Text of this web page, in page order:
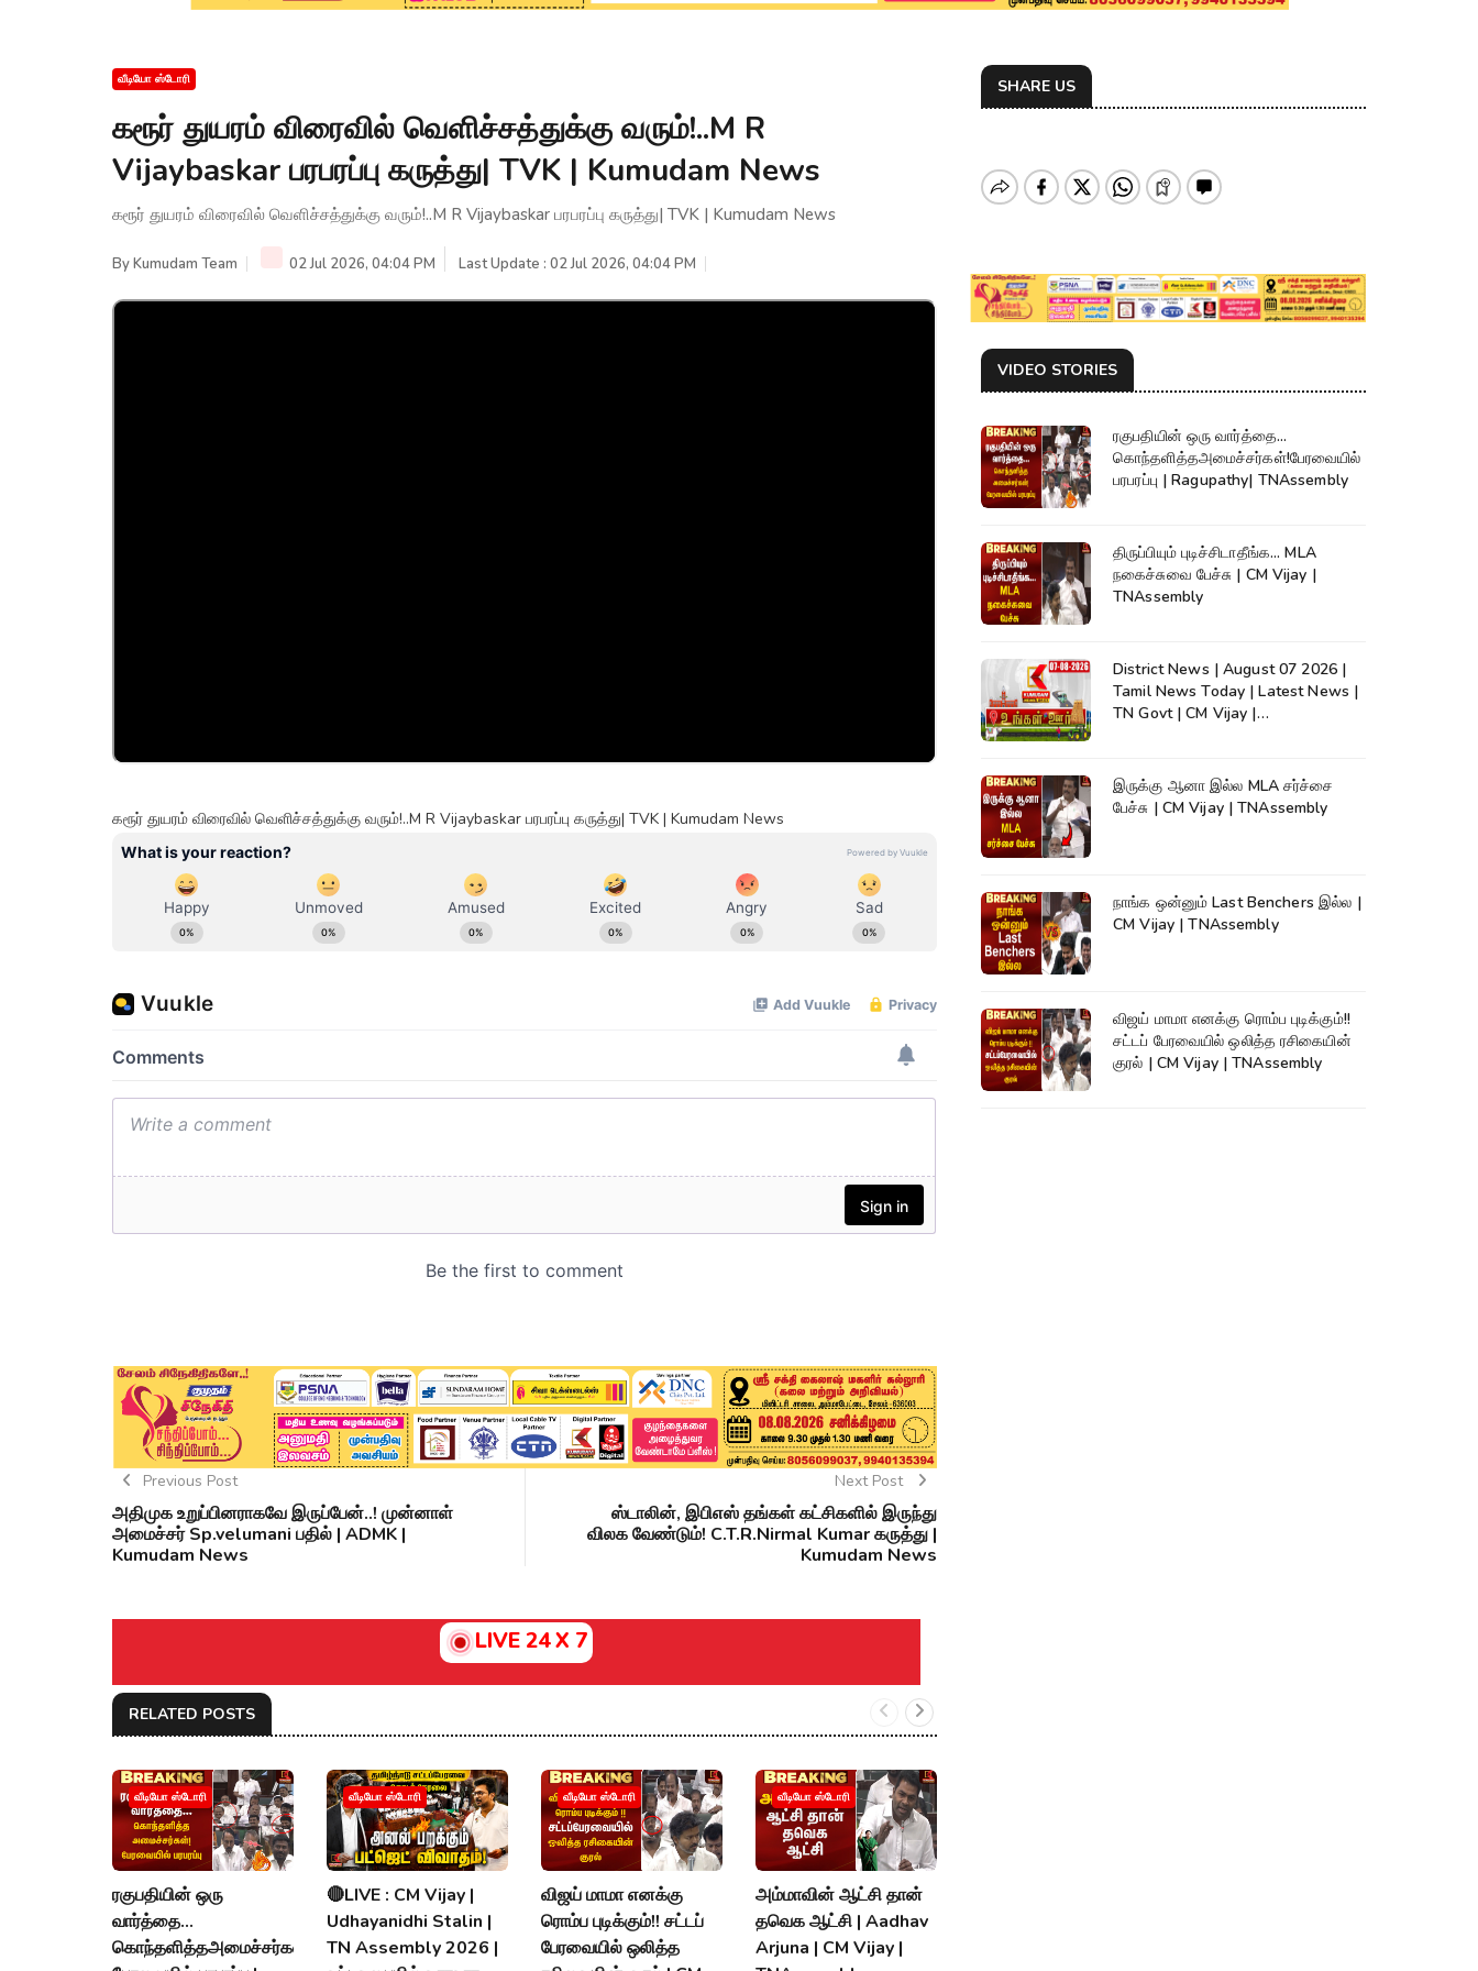
வீடியோ ஸ்டோரி
கரூர் துயரம் விரைவில் வெளிச்சத்துக்கு வரும்!..M R
Vijaybaskar பரபரப்பு கருத்து| TVK | Kumudam News
கரூர் துயரம் விரைவில் வெளிச்சத்துக்கு வரும்!..M R Vijaybaskar பரபரப்பு கருத்து| TVK | Kumudam News
ByKumudam Team 02 Jul 2026, 04:04 PM Last Update : 02 Jul 2026, 04:04 PM
கரூர் துயரம் விரைவில் வெளிச்சத்துக்கு வரும்!..M R Vijaybaskar பரபரப்பு கருத்து| TVK | Kumudam News
Previous Post
அதிமுக உறுப்பினராகவே இருப்பேன்..! முன்னாள்
அமைச்சர் Sp.velumani பதில் | ADMK |
Kumudam News
Next Post
ஸ்டாலின், இபிஎஸ் தங்கள் கட்சிகளில் இருந்து
விலக வேண்டும்! C.T.R.Nirmal Kumar கருத்து |
Kumudam News
LIVE 24 X 7
RELATED POSTS
வீடியோ ஸ்டோரி
ரகுபதியின் ஒரு
வார்த்தை...
கொந்தளித்தஅமைச்சர்கள்!
வீடியோ ஸ்டோரி
🔴LIVE : CM Vijay |
Udhayanidhi Stalin |
TN Assembly 2026 |
வீடியோ ஸ்டோரி
விஜய் மாமா எனக்கு
ரொம்ப புடிக்கும்!! சட்டப்
பேரவையில் ஒலித்த
வீடியோ ஸ்டோரி
அம்மாவின் ஆட்சி தான்
தவெக ஆட்சி | Aadhav
Arjuna | CM Vijay |
SHARE US
VIDEO STORIES
ரகுபதியின் ஒரு வார்த்தை...
கொந்தளித்தஅமைச்சர்கள்!பேரவையில்
பரபரப்பு | Ragupathy| TNAssembly
திருப்பியும் புடிச்சிடாதீங்க... MLA
நகைச்சுவை பேச்சு | CM Vijay |
TNAssembly
District News | August 07 2026 |
Tamil News Today | Latest News |
TN Govt | CM Vijay |
இருக்கு ஆனா இல்ல MLA சர்ச்சை
பேச்சு | CM Vijay | TNAssembly
நாங்க ஒன்னும் Last Benchers இல்ல |
CM Vijay | TNAssembly
விஜய் மாமா எனக்கு ரொம்ப புடிக்கும்!!
சட்டப் பேரவையில் ஒலித்த ரசிகையின்
குரல் | CM Vijay | TNAssembly